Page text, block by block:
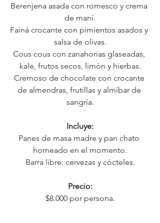
Berenjena asada con romesco y crema
de maní.
Fainá crocante con pimientos asados y
salsa de olivas.
Cous cous con zanahorias glaseadas,
kale, frutos secos, limón y hierbas.
Cremoso de chocolate con crocante
de almendras, frutillas y almíbar de
sangría.
Incluye:
Panes de masa madre y pan chato
horneado en el momento.
Barra libre: cervezas y cócteles.
Precio:
$8.000 por persona.